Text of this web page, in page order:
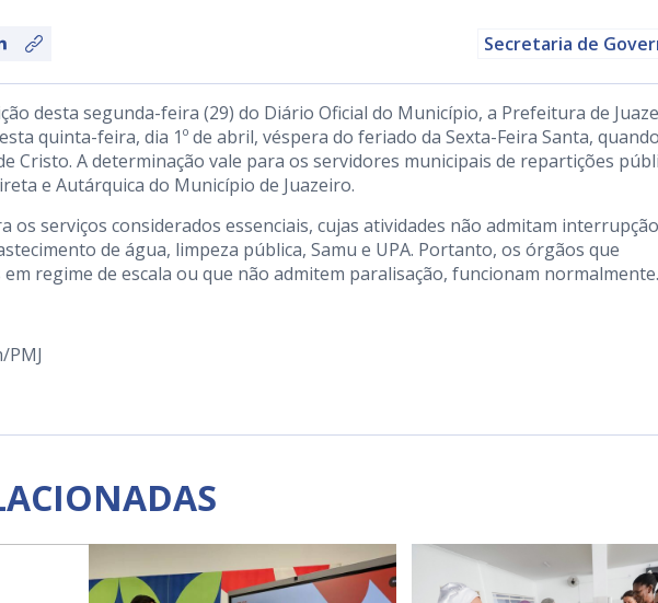
Secretaria de
desta segunda-feira (29) do Diário Oficial do Município, a Prefeitura de
quinta-feira, dia 1º de abril, véspera do feriado da Sexta-Feira Santa, quando
Cristo. A determinação vale para os servidores municipais de repartições
e Autárquica do Município de Juazeiro.
os serviços considerados essenciais, cujas atividades não admitam
de água, limpeza pública, Samu e UPA. Portanto, os órgãos que
regime de escala ou que não admitem paralisação, funcionam normalmente.
PMJ